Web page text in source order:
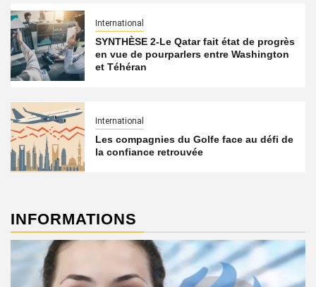
International
SYNTHÈSE 2-Le Qatar fait état de progrès
en vue de pourparlers entre Washington
et Téhéran
International
Les compagnies du Golfe face au défi de
la confiance retrouvée
INFORMATIONS